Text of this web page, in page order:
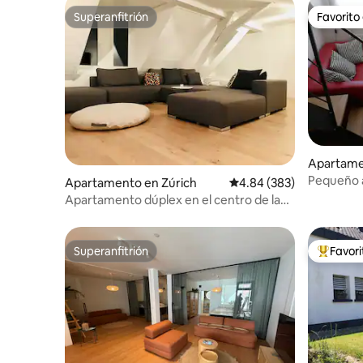
Superanfitrión
Superanfitrión
Apartamento en Zúrich Calificación promedio:
4.84 (383)
Apartamento dúplex en el centro de la
Estacionamiento.
Superanfitrión
Superanfitrión